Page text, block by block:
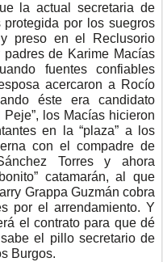
la actual secretaria de
por los suegros
preso en el Reclusorio
de Karime Macías
fuentes confiables
acercaron a Rocío
éste era candidato
los Macías hicieron
en la “plaza” a los
con el compadre de
Torres y ahora
catamarán, al que
Grappa Guzmán cobra
por el arrendamiento. Y
el contrato para que dé
el pillo secretario de
Burgos.